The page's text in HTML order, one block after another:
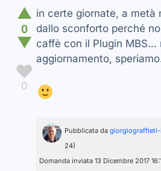
▲
0
▼
♥
0
in certe giornate, a metà
dallo sconforto perché
caffè con il Plugin MBS…
aggiornamento,
Pubblicata da
24)
Domanda inviata 13 Dicembre 2017